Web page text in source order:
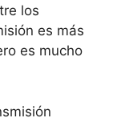
los
es más
es mucho